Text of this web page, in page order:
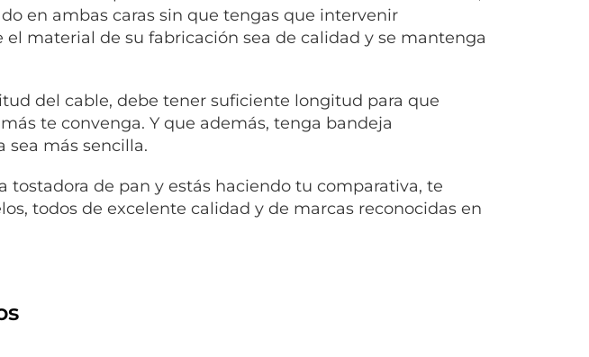
en ambas caras sin que tengas que intervenir
material de su fabricación sea de calidad y se mantenga
del cable, debe tener suficiente longitud para que
te convenga. Y que además, tenga bandeja
sea más sencilla.
tostadora de pan y estás haciendo tu comparativa, te
todos de excelente calidad y de marcas reconocidas en